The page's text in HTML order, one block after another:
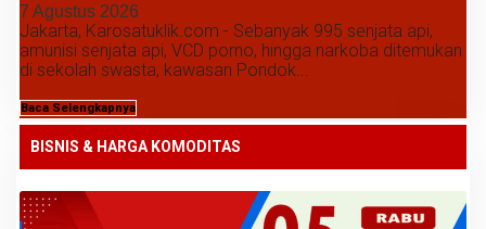
7 Agustus 2026
Jakarta, Karosatuklik.com - Sebanyak 995 senjata api,
amunisi senjata api, VCD porno, hingga narkoba ditemukan
di sekolah swasta, kawasan Pondok...
Baca Selengkapnya
BISNIS & HARGA KOMODITAS